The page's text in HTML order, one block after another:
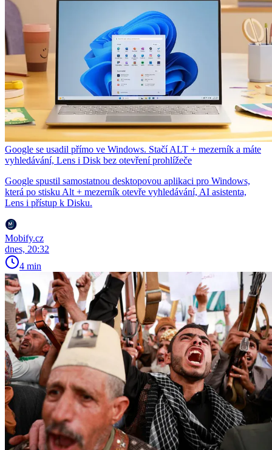
Google se usadil přímo ve Windows. Stačí ALT + mezerník a máte
vyhledávání, Lens i Disk bez otevření prohlížeče
Google spustil samostatnou desktopovou aplikaci pro Windows,
která po stisku Alt + mezerník otevře vyhledávání, AI asistenta,
Lens i přístup k Disku.
Mobify.cz
dnes, 20:32
4 min